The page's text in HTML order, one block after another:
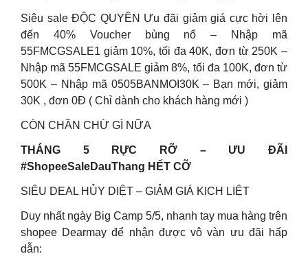
Siêu sale ĐỘC QUYỀN Ưu đãi giảm giá cực hời lên
đến 40% Voucher bùng nổ – Nhập mã
55FMCGSALE1 giảm 10%, tối đa 40K, đơn từ 250K –
Nhập mã 55FMCGSALE giảm 8%, tối đa 100K, đơn từ
500K – Nhập mã 0505BANMOI30K – Bạn mới, giảm
30K , đơn 0Đ ( Chỉ dành cho khách hàng mới )
CÒN CHẦN CHỪ GÌ NỮA
THÁNG 5 RỰC RỠ – ƯU ĐÃI
#ShopeeSaleDauThang HẾT CỠ
SIÊU DEAL HỦY DIỆT – GIẢM GIÁ KỊCH LIỆT
Duy nhất ngày Big Camp 5/5, nhanh tay mua hàng trên
shopee Dearmay để nhận được vô vàn ưu đãi hấp
dẫn: